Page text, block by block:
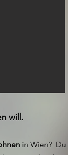
will.
in Wien? Du